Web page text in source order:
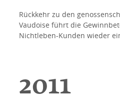
Rückkehr zu den
Vaudoise führt die
Nichtleben-Kunden wieder
2011